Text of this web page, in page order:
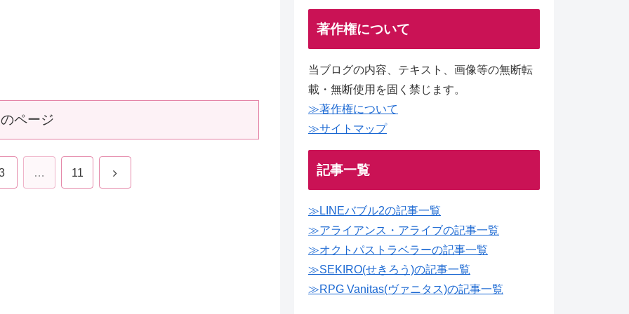
ページ
… 11
著作権について
当ブログの内容、テキスト、画像等の無断転
載・無断使用を固く禁じます。
≫著作権について
≫サイトマップ
記事一覧
≫LINEバブル2の記事一覧
≫アライアンス・アライブの記事一覧
≫オクトパストラベラーの記事一覧
≫SEKIRO(せきろう)の記事一覧
≫RPG Vanitas(ヴァニタス)の記事一覧